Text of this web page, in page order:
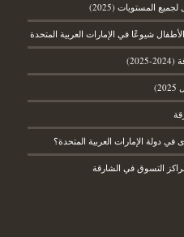
المستويات (2025)
شيوعًا في الإمارات العربية المتحدة
دولة الإمارات العربية المتحدة؟
التسوق في الشارقة